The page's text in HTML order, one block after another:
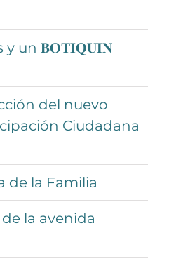
y un 𝐁𝐎𝐓𝐈𝐐𝐔𝐈𝐍
del nuevo
Ciudadana
de la Familia
la avenida